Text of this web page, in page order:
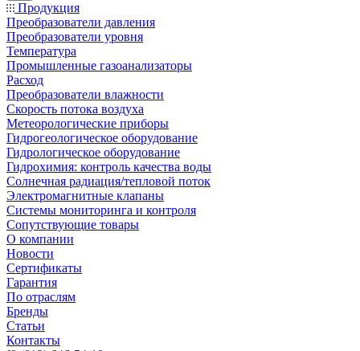
Продукция
Преобразователи давления
Преобразователи уровня
Температура
Промышленные газоанализаторы
Расход
Преобразователи влажности
Скорость потока воздуха
Метеорологические приборы
Гидрогеологическое оборудование
Гидрологическое оборудование
Гидрохимия: контроль качества воды
Солнечная радиация/тепловой поток
Электромагнитные клапаны
Системы мониторинга и контроля
Сопутствующие товары
О компании
Новости
Сертификаты
Гарантия
По отраслям
Бренды
Статьи
Контакты